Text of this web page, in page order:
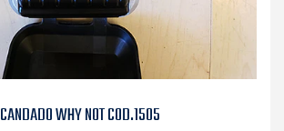
CANDADO WHY NOT COD.1505